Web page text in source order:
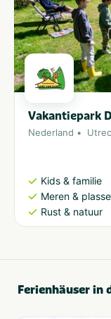
Vakantiepark
Nederland
Kids & familie
Meren &
Rust & natuur
Ferienhäuser in